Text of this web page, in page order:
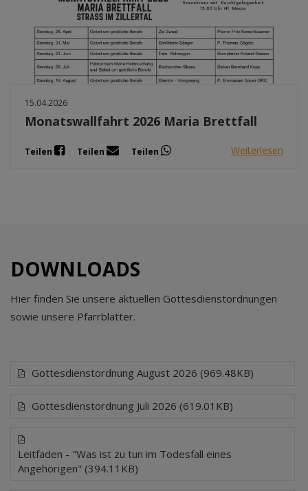
15.04.2026
Monatswallfahrt 2026 Maria Brettfall
Teilen Teilen Teilen Weiterlesen
DOWNLOADS
Hier finden Sie unsere aktuellen Gottesdienstordnungen
sowie unsere Pfarrblätter.
Gottesdienstordnung August 2026 (969.48KB)
Gottesdienstordnung Juli 2026 (619.01KB)
Leitfaden - "Was ist zu tun im Todesfall eines
Angehörigen" (394.11KB)